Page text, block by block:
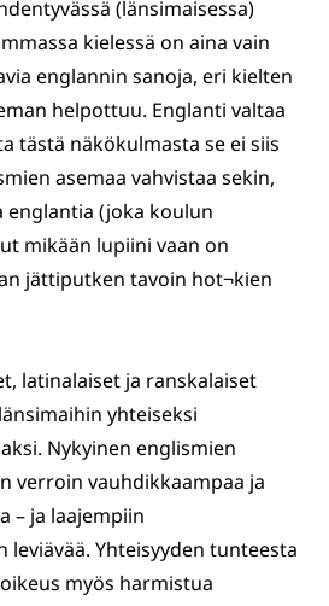
(länsimaisessa)
kielessä on aina vain
englannin sanoja, eri kielten
helpottuu. Englanti valtaa
tästä näkökulmasta se ei siis
asemaa vahvistaa sekin,
(joka koulun
mikään lupiini vaan on
jättiputken tavoin hot¬kien
latinalaiset ja ranskalaiset
yhteiseksi
Nykyinen englismien
verroin vauhdikkaampaa ja
– ja laajempiin
Yhteisyyden tunteesta
myös harmistua